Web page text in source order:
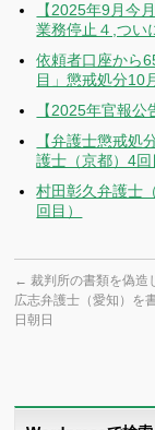
【2025年9月今
業務停止４,つい
依頼者口座から
目」懲戒処分10
【2025年官報
【弁護士懲戒
護士（京都）4回
村田彰久弁護士
回目）
← 裁判所の書類を偽造
広志弁護士（愛知）
日朝日